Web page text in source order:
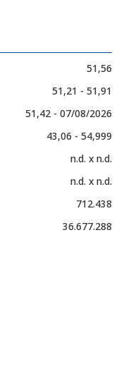
51,56
51,21 - 51,91
51,42 - 07/08/2026
43,06 - 54,999
n.d. x n.d.
n.d. x n.d.
712.438
36.677.288